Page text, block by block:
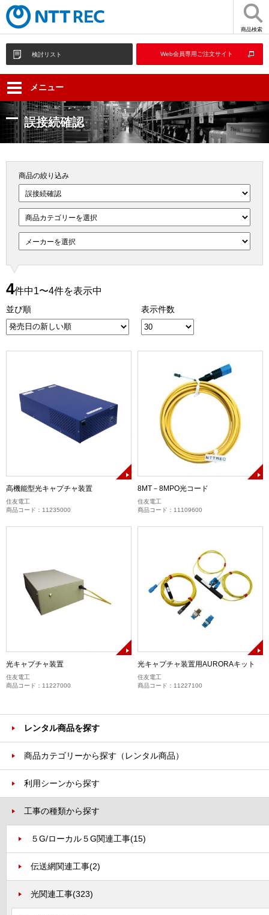
商品検索
検討リスト Web会員専用ご注文サイト
メニュー
誤接続確認
商品の絞り込み
4件中1〜4件を表示中
並び順 表示件数
高機能型光キャプチャ装置
住友電工
商品コード：11235000
8MT－8MPO光コード
住友電工
商品コード：11109600
光キャプチャ装置
住友電工
商品コード：11227000
光キャプチャ装置用AURORAキット
住友電工
商品コード：11227100
レンタル商品を探す
商品カテゴリーから探す（レンタル商品）
利用シーンから探す
工事の種類から探す
５G/ローカル５G関連工事(15)
伝送網関連工事(2)
光関連工事(323)